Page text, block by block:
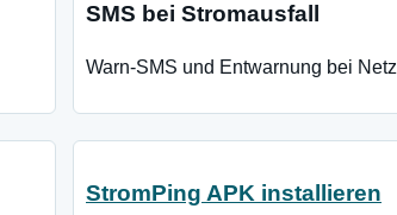
SMS bei Stromausfall
Warn-SMS und Entwarnung bei
StromPing APK installieren